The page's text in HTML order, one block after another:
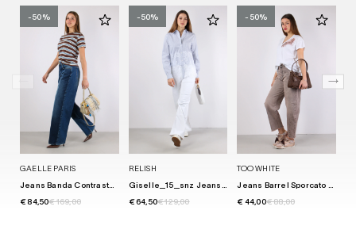
-50%
GAELLE PARIS
€ 84,50€ 169,00
-50%
RELISH
€ 64,50€ 129,00
-50%
TOO WHITE
€ 44,00€ 88,00